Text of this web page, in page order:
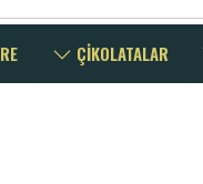
ÇİKOLATALAR